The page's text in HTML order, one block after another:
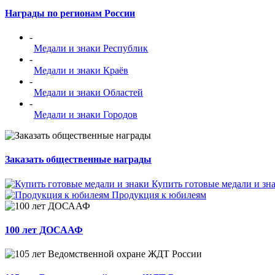
Награды по регионам России
-
Медали и знаки Республик
-
Медали и знаки Краёв
-
Медали и знаки Областей
-
Медали и знаки Городов
Заказать общественные награды
Купить готовые медали и
Продукция к юбилеям
100 лет ДОСААФ